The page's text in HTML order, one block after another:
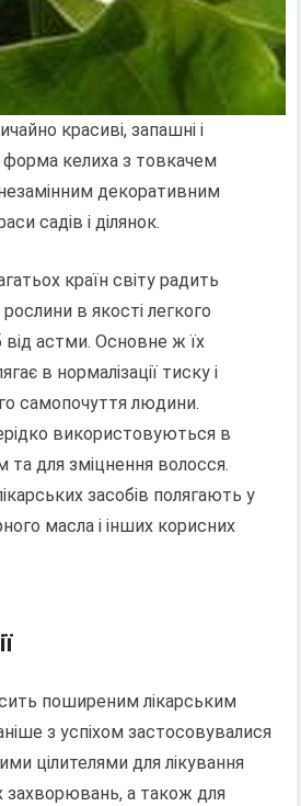
красиві, запашні і
форма келиха з товкачем
декоративним
садів і ділянок.
країн світу радить
в якості легкого
від астми. Основне ж їх
в нормалізації тиску і
самопочуття людини.
використовуються в
та для зміцнення волосся.
засобів полягають у
масла і інших корисних
поширеним лікарським
з успіхом застосовувалися
цілителями для лікування
захворювань, а також для